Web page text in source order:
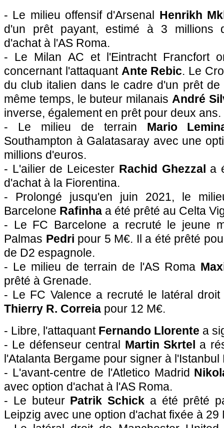
- Le milieu offensif d'Arsenal Henrikh
d'un prêt payant, estimé à 3 millions
d'achat à l'AS Roma.
- Le Milan AC et l'Eintracht Francfort
concernant l'attaquant Ante Rebic. Le
du club italien dans le cadre d'un prêt
même temps, le buteur milanais André
inverse, également en prêt pour deux ans.
- Le milieu de terrain Mario
Southampton à Galatasaray avec une
millions d'euros.
- L'ailier de Leicester Rachid Ghezzal a
d'achat à la Fiorentina.
- Prolongé jusqu'en juin 2021, le
Barcelone Rafinha a été prêté au Celta
- Le FC Barcelone a recruté le jeune
Palmas Pedri pour 5 M€. Il a été prêté
de D2 espagnole.
- Le milieu de terrain de l'AS Roma
prêté à Grenade.
- Le FC Valence a recruté le latéral
Thierry R. Correia pour 12 M€.
- Libre, l'attaquant Fernando Llorente a
- Le défenseur central Martin Skrtel a
l'Atalanta Bergame pour signer à l'Istanbul
- L'avant-centre de l'Atletico Madrid
avec option d'achat à l'AS Roma.
- Le buteur Patrik Schick a été prêté
Leipzig avec une option d'achat fixée à 29